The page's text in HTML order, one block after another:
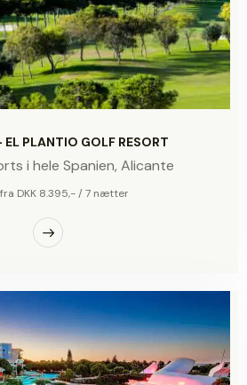
PLANTIO GOLF RESORT
i hele Spanien, Alicante
DKK 8.395,- / 7 nætter